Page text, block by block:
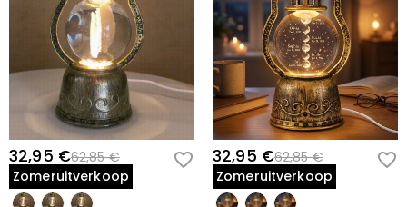
32,95 €62,85 €
Zomeruitverkoop
32,95 €62,85 €
Zomeruitverkoop